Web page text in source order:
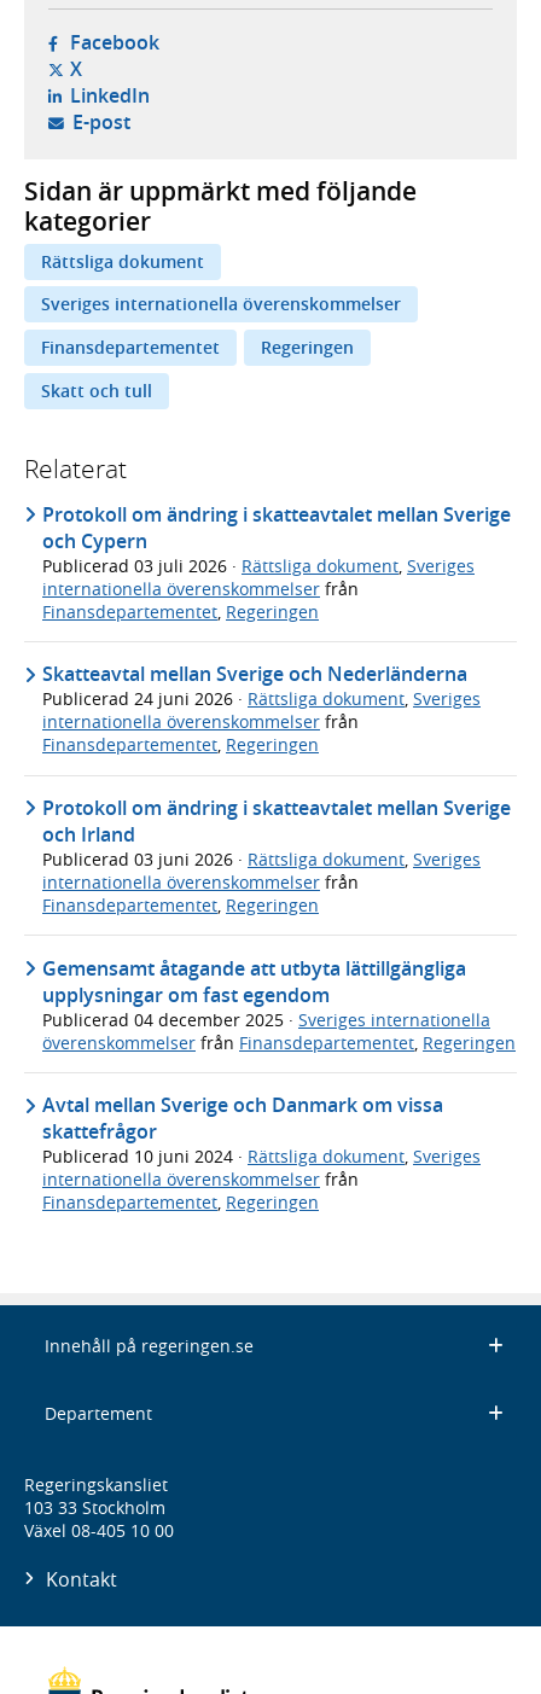
Facebook- öppnas i ny flik, extern webbplats,
X- öppnas i ny flik, extern webbplats,
LinkedIn- öppnas i ny flik, extern webbplats,
E-post- öppnar din e-postklient,
Sidan är uppmärkt med följande
kategorier
Rättsliga dokument
Sveriges internationella överenskommelser
Finansdepartementet
Regeringen
Skatt och tull
Relaterat
Protokoll om ändring i skatteavtalet mellan Sverige
och Cypern
Publicerad 03 juli 2026 · Rättsliga dokument Sveriges
internationella överenskommelser från
Finansdepartementet Regeringen
Skatteavtal mellan Sverige och Nederländerna
Publicerad 24 juni 2026 · Rättsliga dokument, Sveriges
internationella överenskommelser från
Finansdepartementet, Regeringen
Protokoll om ändring i skatteavtalet mellan Sverige
och Irland
Publicerad 03 juni 2026 · Rättsliga dokument, Sveriges
internationella överenskommelser från
Finansdepartementet, Regeringen
Gemensamt åtagande att utbyta lättillgängliga
upplysningar om fast egendom
Publicerad 04 december 2025 · Sveriges internationella
överenskommelser från Finansdepartementet Regeringen
Avtal mellan Sverige och Danmark om vissa
skattefrågor
Publicerad 10 juni 2024 · Rättsliga dokument, Sveriges
internationella överenskommelser från
Finansdepartementet, Regeringen
Innehåll på regeringen.se
Departement
Regeringskansliet
103 33 Stockholm
Växel 08-405 10 00
Kontakt